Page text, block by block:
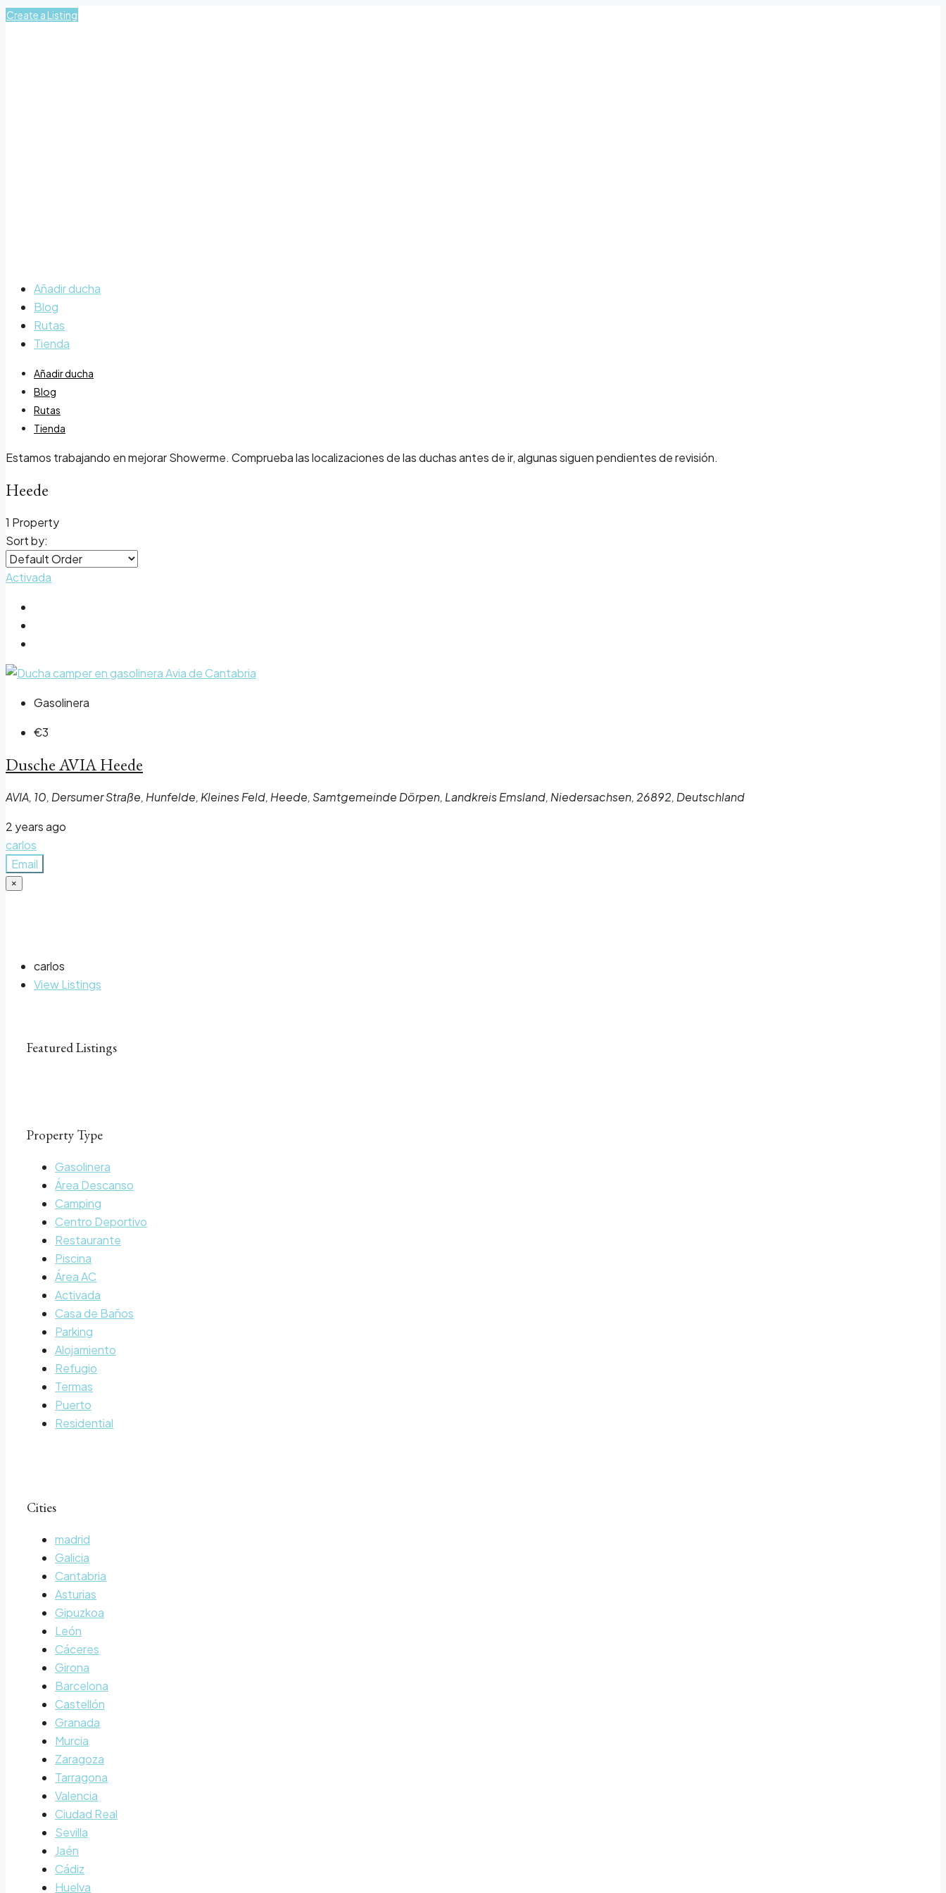
Create a Listing
Añadir ducha
Blog
Rutas
Tienda
Añadir ducha
Blog
Rutas
Tienda
Estamos trabajando en mejorar Showerme. Comprueba las localizaciones de las duchas antes de ir, algunas siguen pendientes de revisión.
Heede
1 Property
Sort by:
Activada
Gasolinera
€3
Dusche AVIA Heede
AVIA, 10, Dersumer Straße, Hunfelde, Kleines Feld, Heede, Samtgemeinde Dörpen, Landkreis Emsland, Niedersachsen, 26892, Deutschland
2 years ago
carlos
Email
×
carlos
View Listings
Featured Listings
Property Type
Gasolinera
Área Descanso
Camping
Centro Deportivo
Restaurante
Piscina
Área AC
Activada
Casa de Baños
Parking
Alojamiento
Refugio
Termas
Puerto
Residential
Cities
madrid
Galicia
Cantabria
Asturias
Gipuzkoa
León
Cáceres
Girona
Barcelona
Castellón
Granada
Murcia
Zaragoza
Tarragona
Valencia
Ciudad Real
Sevilla
Jaén
Cádiz
Huelva